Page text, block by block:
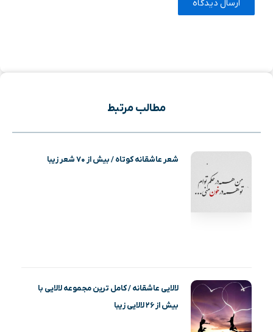
مطالب مرتبط
شعر عاشقانه کوتاه / بیش از ۷۰ شعر زیبا
لالایی عاشقانه / کامل ترین مجموعه لالایی با
بیش از ۲۶ لالایی زیبا